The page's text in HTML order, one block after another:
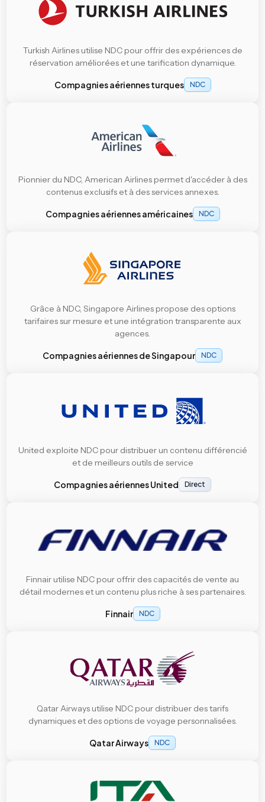
Turkish Airlines utilise NDC pour offrir des expériences de
réservation améliorées et une tarification dynamique.
Compagnies aériennes turques NDC
Pionnier du NDC, American Airlines permet d'accéder à des
contenus exclusifs et à des services annexes.
Compagnies aériennes américaines NDC
Grâce à NDC, Singapore Airlines propose des options
tarifaires sur mesure et une intégration transparente aux
agences.
Compagnies aériennes de Singapour NDC
United exploite NDC pour distribuer un contenu différencié
et de meilleurs outils de service
Compagnies aériennes United Direct
Finnair utilise NDC pour offrir des capacités de vente au
détail modernes et un contenu plus riche à ses partenaires.
Finnair NDC
Qatar Airways utilise NDC pour distribuer des tarifs
dynamiques et des options de voyage personnalisées.
Qatar Airways NDC